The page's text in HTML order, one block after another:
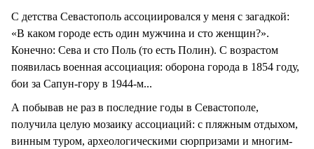
С детства Севастополь ассоциировался у меня с загадкой:
«В каком городе есть один мужчина и сто женщин?».
Конечно: Сева и сто Поль (то есть Полин). С возрастом
появилась военная ассоциация: оборона города в 1854 году,
бои за Сапун-гору в 1944-м...
А побывав не раз в последние годы в Севастополе,
получила целую мозаику ассоциаций: с пляжным отдыхом,
винным туром, археологическими сюрпризами и многим-